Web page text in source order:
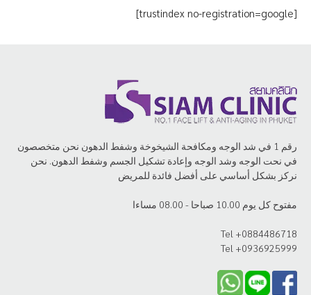
[trustindex no-registration=google]
رقم 1 في شد الوجه ومكافحة الشيخوخة وشفط الدهون نحن متخصصون
في نحت الوجه وشد الوجه وإعادة تشكيل الجسم وشفط الدهون. نحن
نركز بشكل أساسي على أفضل فائدة للمريض
مفتوح كل يوم 10.00 صباحا - 08.00 مساءا
Tel +0884486718
Tel +0936925999